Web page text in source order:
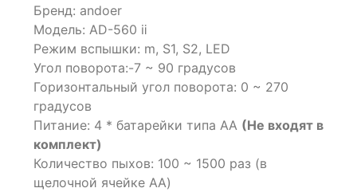
on
customer
ratings
Бренд: andoer
Модель: AD-560 ⅱ
Режим вспышки: m, S1, S2, LED
Угол поворота:-7 ~ 90 градусов
Горизонтальный угол поворота: 0 ~ 270
градусов
Питание: 4 * батарейки типа АА (Не входят в
комплект)
Количество пыхов: 100 ~ 1500 раз (в
щелочной ячейке AA)